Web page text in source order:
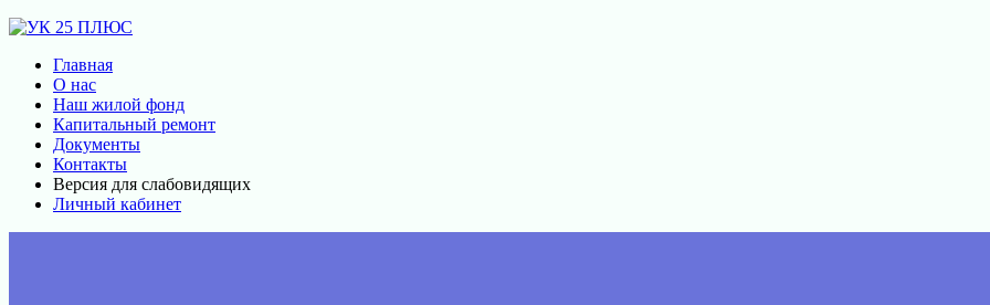
Главная
О нас
Наш жилой фонд
Капитальный ремонт
Документы
Контакты
Версия для слабовидящих
Личный кабинет